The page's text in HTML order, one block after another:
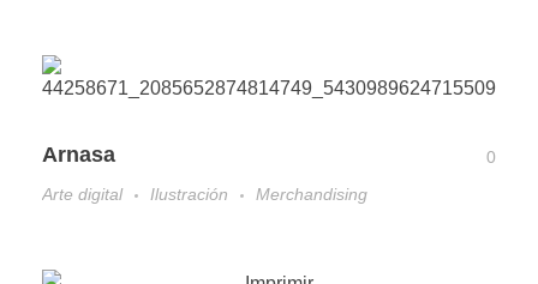
Arnasa
0
Arte digital
Ilustración Merchandising